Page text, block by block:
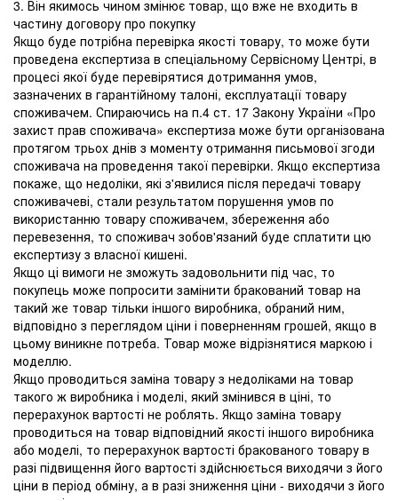
3. Він якимось чином змінює товар, що вже не входить в
частину договору про покупку
Якщо буде потрібна перевірка якості товару, то може бути
проведена експертиза в спеціальному Сервісному Центрі, в
процесі якої буде перевірятися дотримання умов,
зазначених в гарантійному талоні, експлуатації товару
споживачем. Спираючись на п.4 ст. 17 Закону України «Про
захист прав споживача» експертиза може бути організована
протягом трьох днів з моменту отримання письмової згоди
споживача на проведення такої перевірки. Якщо експертиза
покаже, що недоліки, які з'явилися після передачі товару
споживачеві, стали результатом порушення умов по
використанню товару споживачем, збереження або
перевезення, то споживач зобов'язаний буде сплатити цю
експертизу з власної кишені.
Якщо ці вимоги не зможуть задовольнити під час, то
покупець може попросити замінити бракований товар на
такий же товар тільки іншого виробника, обраний ним,
відповідно з переглядом ціни і поверненням грошей, якщо в
цьому виникне потреба. Товар може відрізнятися маркою і
моделлю.
Якщо проводиться заміна товару з недоліками на товар
такого ж виробника і моделі, який змінився в ціні, то
перерахунок вартості не роблять. Якщо заміна товару
проводиться на товар відповідний якості іншого виробника
або моделі, то перерахунок вартості бракованого товару в
разі підвищення його вартості здійснюється виходячи з його
ціни в період обміну, а в разі зниження ціни - виходячи з його